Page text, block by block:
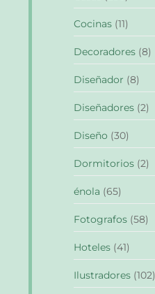
Cocinas (11)
Decoradores (8)
Diseñador (8)
Diseñadores (2)
Diseño (30)
Dormitorios (2)
énola (65)
Fotografos (58)
Hoteles (41)
Ilustradores (102)